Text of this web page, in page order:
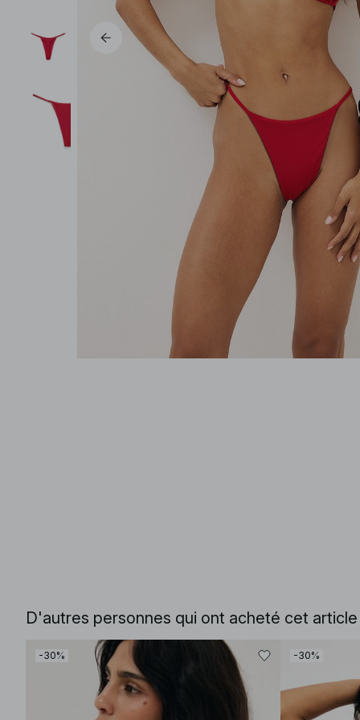
D'autres personnes qui ont acheté cet
-30% -30%